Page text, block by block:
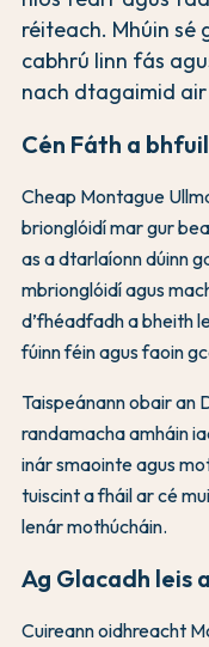
réiteach. Mhúin
cabhrú linn fás
nach dtagaimid
Cén Fáth a
Cheap Montague
brionglóidí mar gur
as a dtarlaíonn dúinn
mbrionglóidí agus
d’fhéadfadh a bheith
fúinn féin agus faoin
Taispeánann obair an
randamacha amháin
inár smaointe agus
tuiscint a fháil ar cé
lenár mothúcháin.
Ag Glacadh leis
Cuireann oidhreacht